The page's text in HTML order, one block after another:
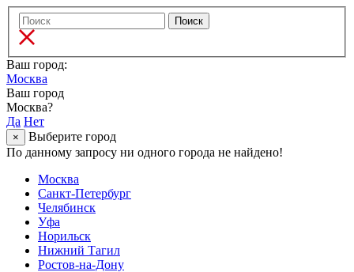
Ваш город:
Москва
Ваш город
Москва?
Да Нет
×
Выберите город
По данному запросу ни одного города не найдено!
Москва
Санкт-Петербург
Челябинск
Уфа
Норильск
Нижний Тагил
Ростов-на-Дону